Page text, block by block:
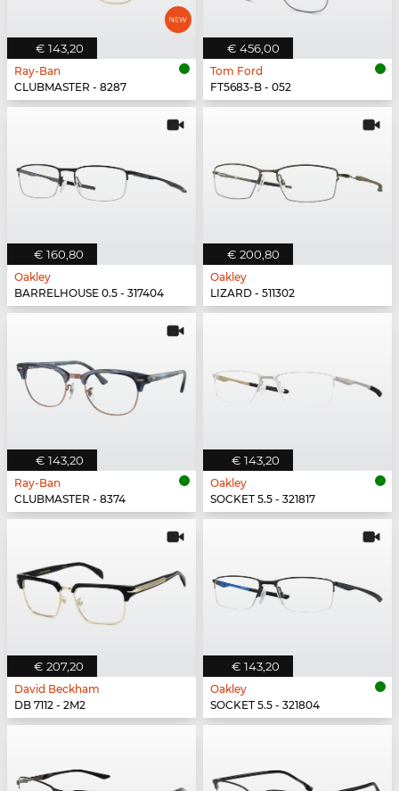
€ 143,20
Ray-Ban
CLUBMASTER - 8287
€ 456,00
Tom Ford
FT5683-B - 052
€ 160,80
Oakley
BARRELHOUSE 0.5 - 317404
€ 200,80
Oakley
LIZARD - 511302
€ 143,20
Ray-Ban
CLUBMASTER - 8374
€ 143,20
Oakley
SOCKET 5.5 - 321817
€ 207,20
David Beckham
DB 7112 - 2M2
€ 143,20
Oakley
SOCKET 5.5 - 321804